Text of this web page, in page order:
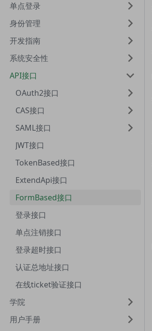
单点登录
身份管理
开发指南
系统安全性
API接口
OAuth2接口
CAS接口
SAML接口
JWT接口
TokenBased接口
ExtendApi接口
FormBased接口
登录接口
单点注销接口
登录超时接口
认证总地址接口
在线ticket验证接口
学院
用户手册